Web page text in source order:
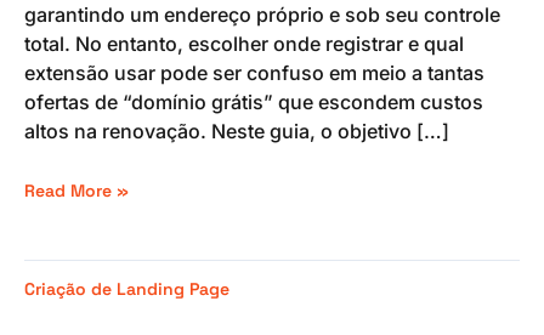
garantindo um endereço próprio e sob seu controle
total. No entanto, escolher onde registrar e qual
extensão usar pode ser confuso em meio a tantas
ofertas de “domínio grátis” que escondem custos
altos na renovação. Neste guia, o objetivo […]
Read More »
Criação de Landing Page
de